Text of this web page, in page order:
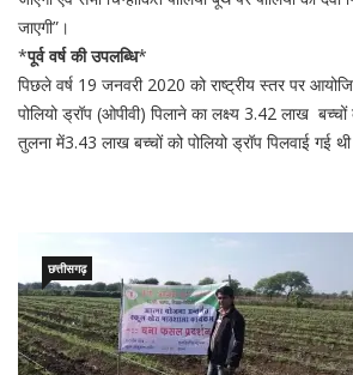
जाएगी”।
*पूर्व वर्ष की उपलब्धि*
पिछले वर्ष 19 जनवरी 2020 को राष्ट्रीय स्तर पर
पोलियो ड्रॉप (ओपीवी) पिलाने का लक्ष्य 3.42 लाख
तुलना में3.43 लाख बच्चों को पोलियो ड्रॉप पिलवाई गई
छत्तीसगढ़